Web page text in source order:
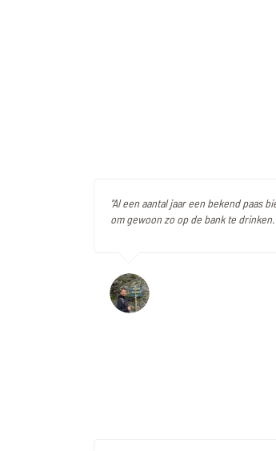
"Al een aantal jaar een bekend paas
om gewoon zo op de bank te drinken."